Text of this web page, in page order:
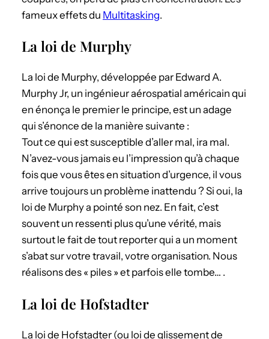
fameux effets du Multitasking.
La loi de Murphy
La loi de Murphy, développée par Edward A.
Murphy Jr, un ingénieur aérospatial américain qui
en énonça le premier le principe, est un adage
qui s’énonce de la manière suivante :
Tout ce qui est susceptible d’aller mal, ira mal.
N’avez-vous jamais eu l’impression qu’à chaque
fois que vous êtes en situation d’urgence, il vous
arrive toujours un problème inattendu ? Si oui, la
loi de Murphy a pointé son nez. En fait, c’est
souvent un ressenti plus qu’une vérité, mais
surtout le fait de tout reporter qui a un moment
s’abat sur votre travail, votre organisation. Nous
réalisons des « piles » et parfois elle tombe… .
La loi de Hofstadter
La loi de Hofstadter (ou loi de glissement de